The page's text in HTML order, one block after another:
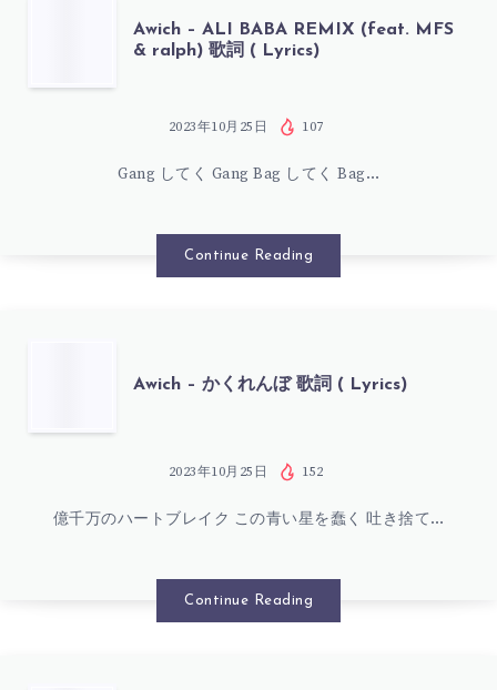
(
LYRICS)
AWICH
–
BABA
REMIX
MFS
&
RALPH)
歌
Awich – ALI BABA REMIX (feat. MFS
& ralph) 歌詞 ( Lyrics)
2023年10月25日 107
Gang してく Gang Bag してく Bag…
Continue Reading
AWICH
–
く
Awich – かくれんぼ 歌詞 ( Lyrics)
2023年10月25日 152
億千万のハートブレイク この青い星を蠢く 吐き捨て…
Continue Reading